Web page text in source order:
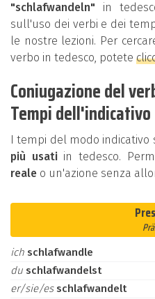
"schlafwandeln" in
sull'uso dei verbi e dei
le nostre lezioni. Per
verbo in tedesco, potete
Coniugazione del
Tempi dell'indicativo
I tempi del modo indicativo
più usati in tedesco.
reale o un'azione senza
ich schlafwandle
du schlafwandelst
er/sie/es schlafwandelt